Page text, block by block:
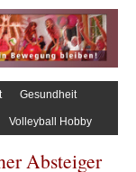
Gesundheit
Volleyball Hobby
Absteiger